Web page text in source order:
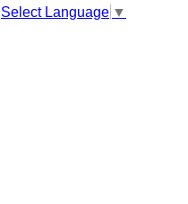
Select Language ▼